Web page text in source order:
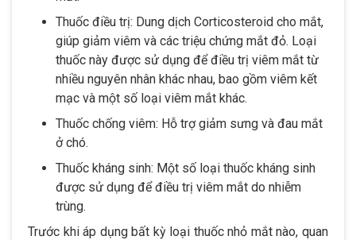
Thuốc điều trị: Dung dịch Corticosteroid cho mắt,
giúp giảm viêm và các triệu chứng mắt đỏ. Loại
thuốc này được sử dụng để điều trị viêm mắt từ
nhiều nguyên nhân khác nhau, bao gồm viêm kết
mạc và một số loại viêm mắt khác.
Thuốc chống viêm: Hỗ trợ giảm sưng và đau mắt
ở chó.
Thuốc kháng sinh: Một số loại thuốc kháng sinh
được sử dụng để điều trị viêm mắt do nhiễm
trùng.
Trước khi áp dụng bất kỳ loại thuốc nhỏ mắt nào, quan